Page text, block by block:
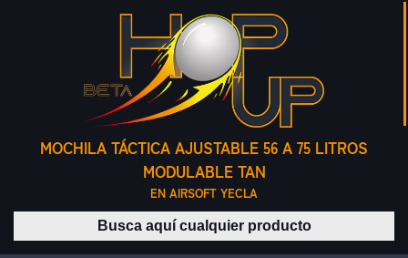
MOCHILA TÁCTICA AJUSTABLE 56 A 75 LITROS
MODULABLE TAN
EN AIRSOFT YECLA
Buscar productos